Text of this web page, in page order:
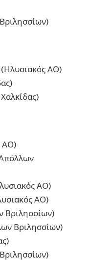
ΑΟ)
ΑΟ)
ΑΟ)
ΑΟ)
Βριλησσίων)
Βριλησσίων)